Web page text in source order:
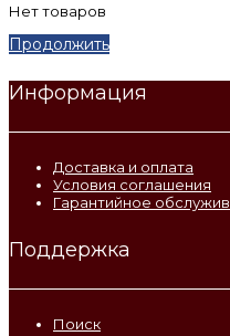
Нет товаров
Продолжить
Информация
Доставка и оплата
Условия соглашения
Гарантийное
Поддержка
Поиск